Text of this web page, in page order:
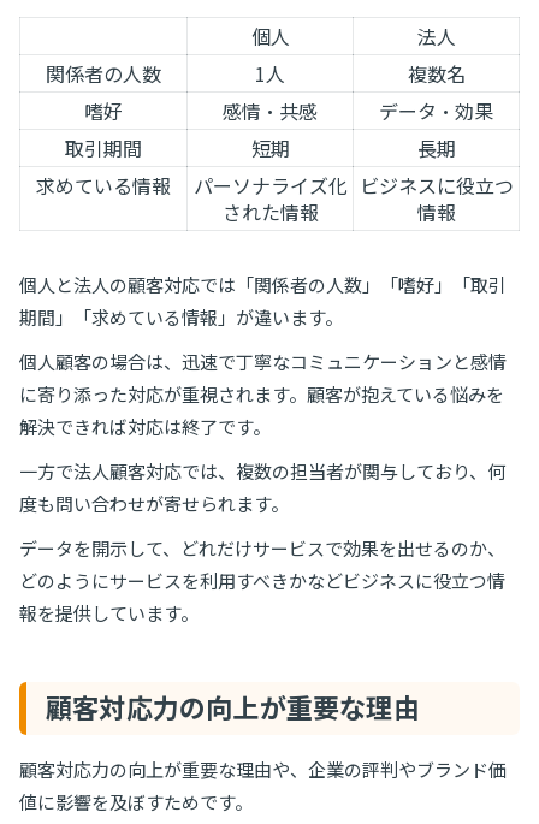
個人
法人
関係者の人数
1人
複数名
嗜好
感情・共感
データ・効果
取引期間
短期
長期
求めている情報
パーソナライズ化
された情報
ビジネスに役立つ
情報
個人と法人の顧客対応では「関係者の人数」「嗜好」「取引
期間」「求めている情報」が違います。
個人顧客の場合は、迅速で丁寧なコミュニケーションと感情
に寄り添った対応が重視されます。顧客が抱えている悩みを
解決できれば対応は終了です。
一方で法人顧客対応では、複数の担当者が関与しており、何
度も問い合わせが寄せられます。
データを開示して、どれだけサービスで効果を出せるのか、
どのようにサービスを利用すべきかなどビジネスに役立つ情
報を提供しています。
顧客対応力の向上が重要な理由
顧客対応力の向上が重要な理由や、企業の評判やブランド価
値に影響を及ぼすためです。